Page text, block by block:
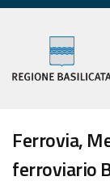
Ferrovia,
ferroviario